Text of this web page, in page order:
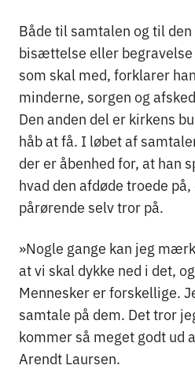
Både til samtalen og til
bisættelse eller begravelse
som skal med, forklarer
minderne, sorgen og
Den anden del er kirkens
håb at få. I løbet af
der er åbenhed for, at han
hvad den afdøde troede
pårørende selv tror på.
»Nogle gange kan jeg
at vi skal dykke ned i det,
Mennesker er forskellige.
samtale på dem. Det tror
kommer så meget godt ud
Arendt Laursen.